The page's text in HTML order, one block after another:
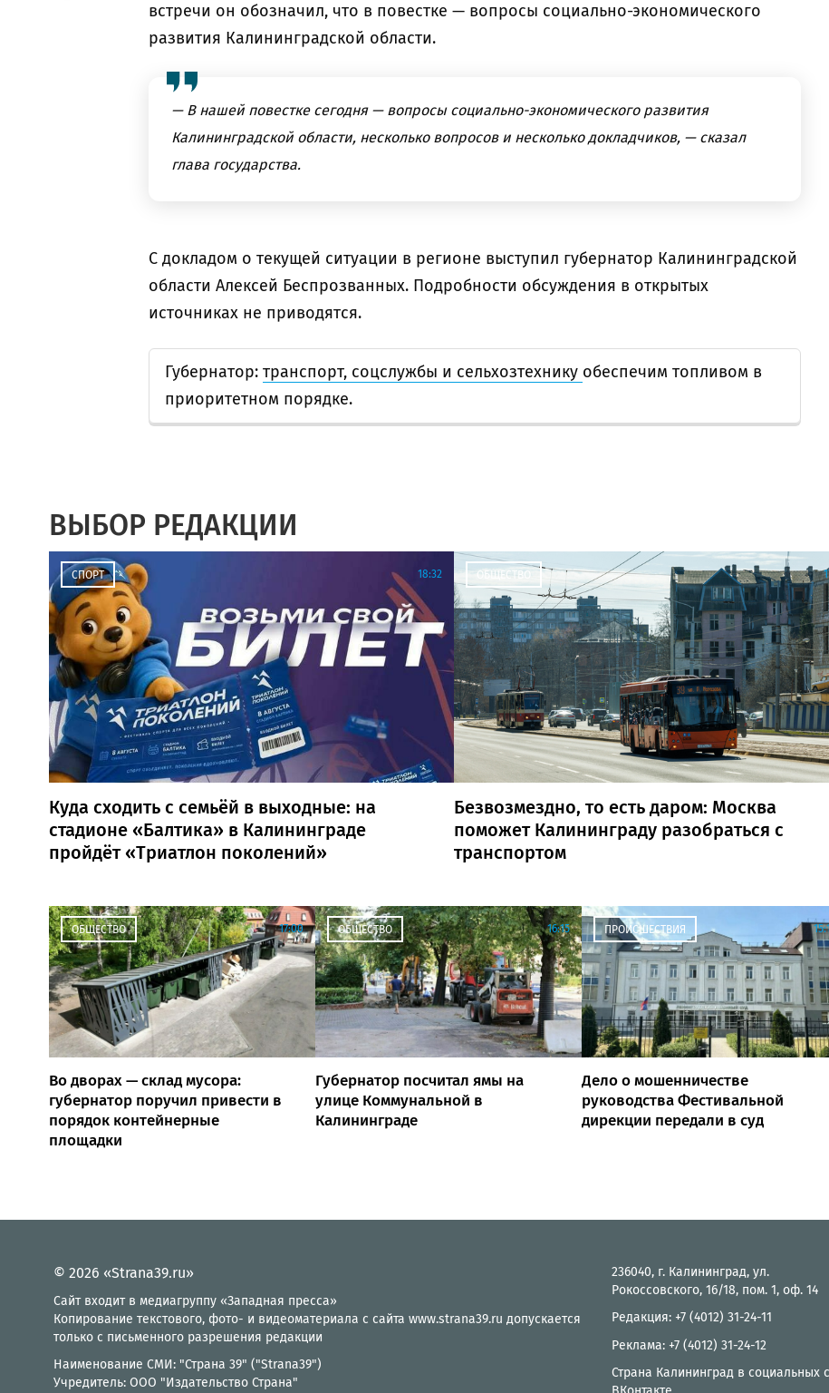
встречи он обозначил, что в повестке — вопросы социально-экономического
развития Калининградской области.
— В нашей повестке сегодня — вопросы социально-экономического развития
Калининградской области, несколько вопросов и несколько докладчиков, — сказал
глава государства.
С докладом о текущей ситуации в регионе выступил губернатор Калининградской
области Алексей Беспрозванных. Подробности обсуждения в открытых
источниках не приводятся.
Губернатор: транспорт, соцслужбы и сельхозтехнику обеспечим топливом в
приоритетном порядке.
ВЫБОР РЕДАКЦИИ
СПОРТ 18:32
Куда сходить с семьёй в выходные: на
стадионе «Балтика» в Калининграде
пройдёт «Триатлон поколений»
ОБЩЕСТВО
Безвозмездно, то есть даром: Москва
поможет Калининграду разобраться с
транспортом
ОБЩЕСТВО 17:00
Во дворах — склад мусора:
губернатор поручил привести в
порядок контейнерные
площадки
ОБЩЕСТВО 16:15
Губернатор посчитал ямы на
улице Коммунальной в
Калининграде
ПРОИСШЕСТВИЯ
Дело о мошенничестве
руководства Фестивальной
дирекции передали в суд
© 2026 «Strana39.ru»
Сайт входит в медиагруппу «Западная пресса»
Копирование текстового, фото- и видеоматериала с сайта www.strana39.ru допускается
только с письменного разрешения редакции
Наименование СМИ: "Страна 39" ("Strana39")
Учредитель: ООО "Издательство Страна"
236040, г. Калининград, ул.
Рокоссовского, 16/18, пом. 1, оф. 14
Редакция: +7 (4012) 31-24-11
Реклама: +7 (4012) 31-24-12
Страна Калининград в социальных